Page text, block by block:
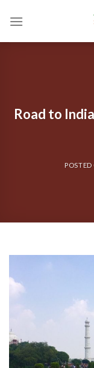
Road to
POSTED